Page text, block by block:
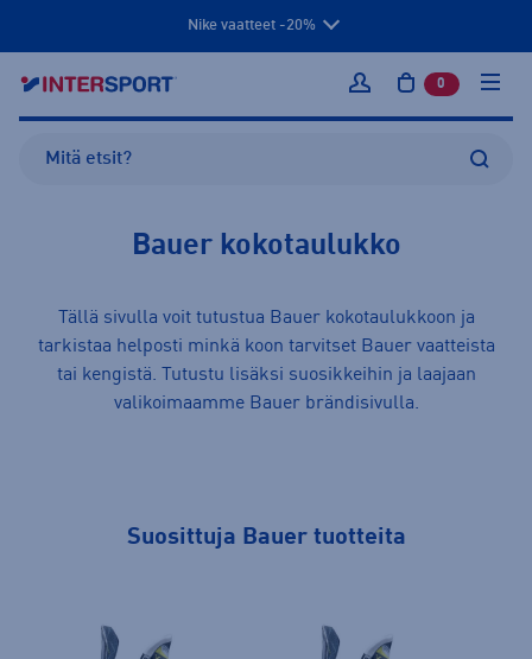
Nike vaatteet -20%
Kirjaudu sisään
0 tuotetta
Bauer kokotaulukko
Tällä sivulla voit tutustua Bauer kokotaulukkoon ja
tarkistaa helposti minkä koon tarvitset Bauer vaatteista
tai kengistä. Tutustu lisäksi suosikkeihin ja laajaan
valikoimaamme Bauerbrändisivulla.
Suosittuja Bauer tuotteita